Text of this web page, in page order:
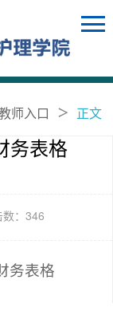
师入口 ＞ 正文
务表格
： 346
务表格